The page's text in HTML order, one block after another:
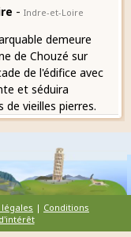
-Indre-et-Loire
demeure
de Chouzé sur
de l'édifice avec
et séduira
vieilles pierres.
| Conditions